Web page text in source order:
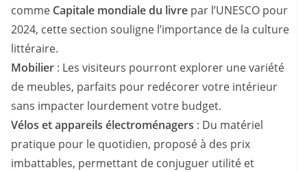
comme Capitale mondiale du livre par l’UNESCO pour
2024, cette section souligne l’importance de la culture
littéraire.
Mobilier : Les visiteurs pourront explorer une variété
de meubles, parfaits pour redécorer votre intérieur
sans impacter lourdement votre budget.
Vélos et appareils électroménagers : Du matériel
pratique pour le quotidien, proposé à des prix
imbattables, permettant de conjuguer utilité et